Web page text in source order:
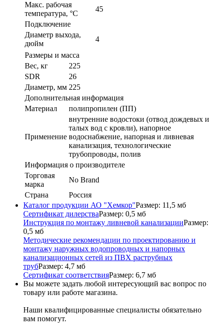
Макс. рабочая
температура, °С
45
Подключение
Диаметр выхода,
дюйм
4
Размеры и масса
Вес, кг
225
SDR
26
Диаметр, мм 225
Дополнительная информация
Материал
полипропилен (ПП)
Применение
внутренние водостоки (отвод дождевых и
талых вод с кровли), напорное
водоснабжение, напорная и ливневая
канализация, технологические
трубопроводы, полив
Информация о производителе
Торговая
марка
No Brand
Страна
Россия
Каталог продукции АО "Хемкор"Размер: 11,5 мб
Сертификат дилерстваРазмер: 0,5 мб
Инструкция по монтажу ливневой канализацииРазмер:
0,5 мб
Методические рекомендации по проектированию и
монтажу наружных водопроводных и напорных
канализационных сетей из ПВХ раструбных
трубРазмер: 4,7 мб
Сертификат соответствияРазмер: 6,7 мб
Вы можете задать любой интересующий вас вопрос по
товару или работе магазина.
Наши квалифицированные специалисты обязательно
вам помогут.